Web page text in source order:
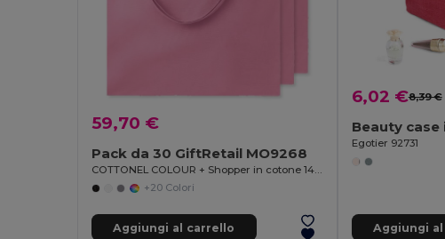
59,70 €
Pack da 30 GiftRetail MO9268
COTTONEL COLOUR + Shopper in cotone 140gr
+20 Colori
Aggiungi al carrello
6,02 €8,39 €
Egotier 92731
Aggiungi